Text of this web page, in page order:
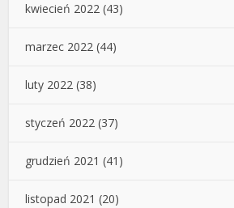
kwiecień 2022 (43)
marzec 2022 (44)
luty 2022 (38)
styczeń 2022 (37)
grudzień 2021 (41)
listopad 2021 (20)